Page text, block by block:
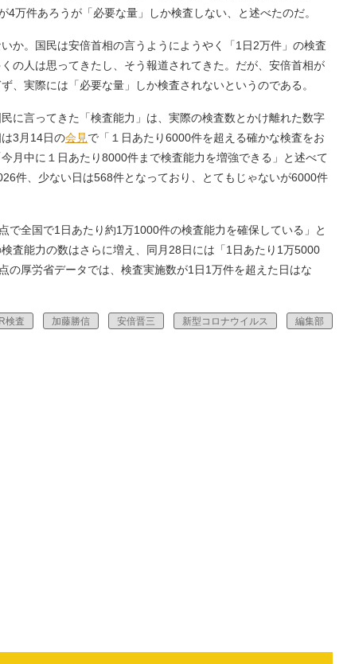
4万件あろうが「必要な量」しか検査しない、と述べたのだ。
か。国民は安倍首相の言うようにようやく「1日2万件」の検査
の人は思ってきたし、そう報道されてきた。だが、安倍首相が
、実際には「必要な量」しか検査されないというのである。
に言ってきた「検査能力」は、実際の検査数とかけ離れた数字
3月14日の会見で「１日あたり6000件を超える確かな検査をお
月中に１日あたり8000件まで検査能力を増強できる」と述べて
件、少ない日は568件となっており、とてもじゃないが6000件
全国で1日あたり約1万1000件の検査能力を確保している」と
査能力の数はさらに増え、同月28日には「1日あたり1万5000
の厚労省データでは、検査実施数が1日1万件を超えた日はな
検査 加藤勝信 安倍晋三 新型コロナウイルス 編集部